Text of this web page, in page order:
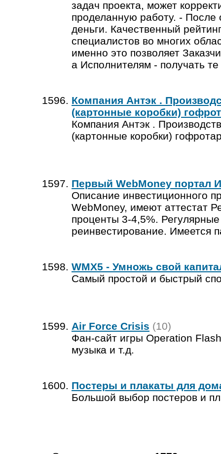
задач проекта, может
проделанную работу. - После
деньги. Качественный
специалистов во многих
именно это позволяет
а Исполнителям - получать
Компания Антэк .
(картонные коробки)
Компания Антэк .
(картонные коробки)
Первый WebMoney портал
Описание инвестиционного
WebMoney, имеют аттестат
проценты 3-4,5%.
реинвестирование. Имеется
WMX5 - Умножь свой
Самый простой и быстрый
Air Force Crisis (10)
Фан-сайт игры Operation
музыка и т.д.
Постеры и плакаты для
Большой выбор постеров и